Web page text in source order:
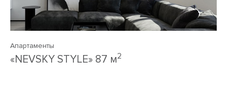
Апартаменты
«NEVSKY STYLE» 87 м2